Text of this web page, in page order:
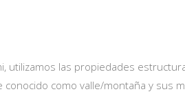
utilizamos las propiedades
como valle/montaña y sus